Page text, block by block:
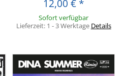
12,00 € *
Sofort verfügbar
Lieferzeit: 1 - 3 Werktage Details